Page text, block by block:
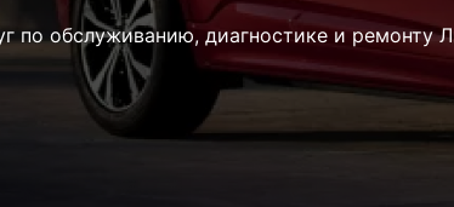
по обслуживанию, диагностике и ремонту